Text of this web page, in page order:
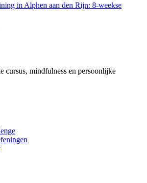
in Alphen aan den Rijn: 8-weekse
cursus, mindfulness en persoonlijke